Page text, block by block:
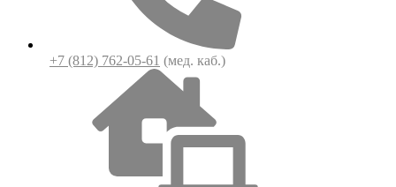
+7 (812) 762-05-61 (мед. каб.)